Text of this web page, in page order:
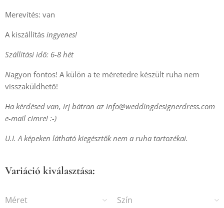
Merevítés: van
A kiszállítás ingyenes!
Szállítási idő: 6-8 hét
Nagyon fontos! A külön a te méretedre készült ruha nem
visszaküldhető!
Ha kérdésed van, írj bátran az info@weddingdesignerdress.com
e-mail címre! :-)
U.I. A képeken látható kiegésztők nem a ruha tartozékai.
Variáció kiválasztása:
Méret Szín